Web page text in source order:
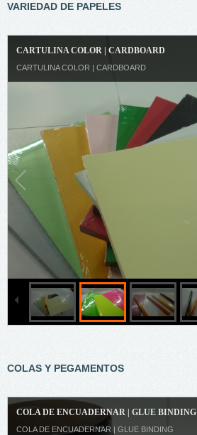
VARIEDAD DE PAPELES
CARTULINA COLOR | CARDBOARD
CARTULINA COLOR | CARDBOARD
COLAS Y PEGAMENTOS
COLA DE ENCUADERNAR | GLUE BINDING
COLA DE ENCUADERNAR | GLUE BINDING